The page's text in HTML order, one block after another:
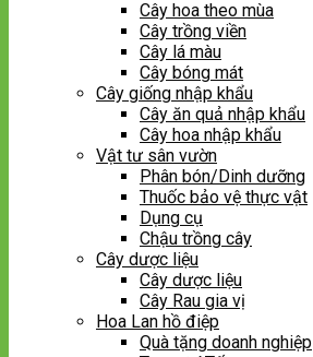
Cây hoa theo mùa
Cây trồng viền
Cây lá màu
Cây bóng mát
Cây giống nhập khẩu
Cây ăn quả nhập khẩu
Cây hoa nhập khẩu
Vật tư sân vườn
Phân bón/Dinh dưỡng
Thuốc bảo vệ thực vật
Dụng cụ
Chậu trồng cây
Cây dược liệu
Cây dược liệu
Cây Rau gia vị
Hoa Lan hồ điệp
Quà tặng doanh nghiệp